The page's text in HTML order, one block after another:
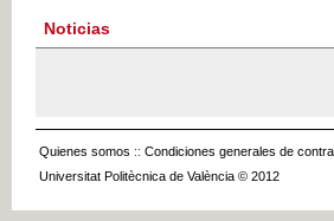
Noticias
Quienes somos :: Condiciones generales de
Universitat Politècnica de València © 2012